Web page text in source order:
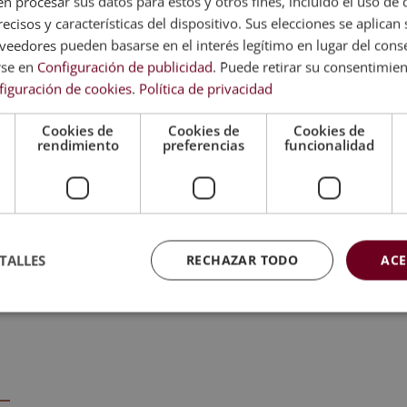
el alumno recibirá un diploma que certifica el
BUSINESS SCHOOL, avalada por nuestra condición de
y de calidad.
da fe de la validez, contenidos y autenticidad del título a
formación teórica complementaria. Esta formación no
y características del dispositivo. Sus elecciones se aplican
pueden basarse en el interés legítimo en lugar del
en Configuración de publicidad. Puede retirar su
de cookies. Política de privacidad
Cookies de
rendimiento
Cookies de
preferencias
Cookies de
funcionalidad
RECHAZAR TODO